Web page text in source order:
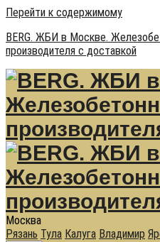
Перейти к содержимому
BERG. ЖБИ в Москве.
производителя с доставкой
Москва
Рязань Тула Калуга Владимир